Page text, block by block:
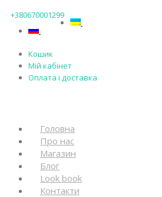
+380670001299
Кошик
Мій кабінет
Оплата і доставка
Головна
Про нас
Магазин
Блог
Look book
Контакти